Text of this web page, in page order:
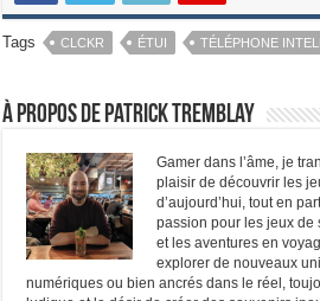
Tags CLCKR ÉTUI TÉLÉPHONE
À propos de Patrick Tremblay
Gamer dans l’âme, je
plaisir de découvrir les
d’aujourd’hui, tout en
passion pour les jeux de
et les aventures en
explorer de nouveaux
numériques ou bien ancrés dans le réel,